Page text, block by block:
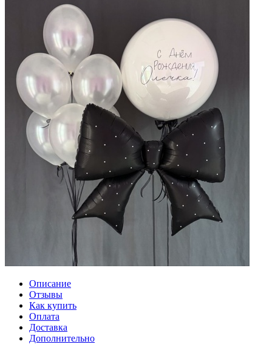
Описание
Отзывы
Как купить
Оплата
Доставка
Дополнительно